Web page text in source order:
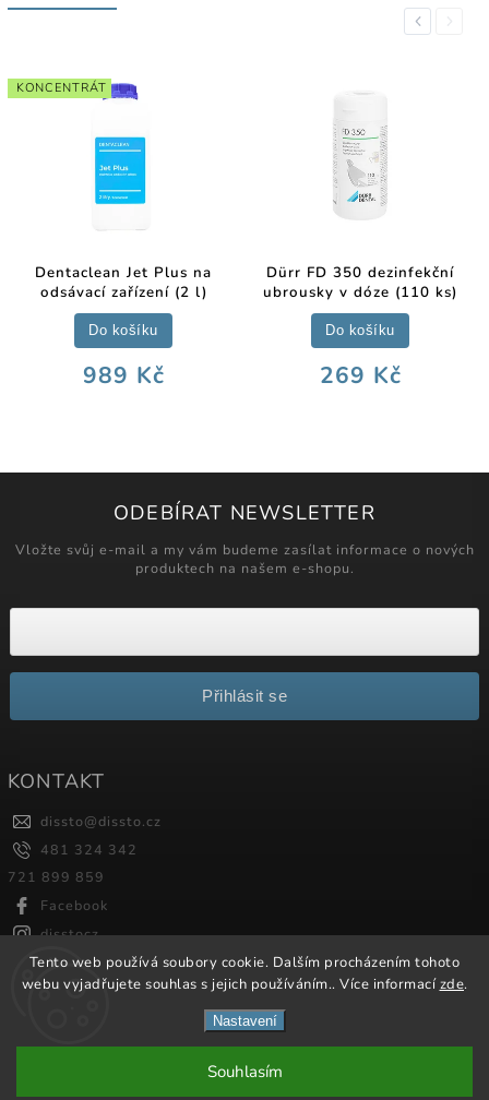
Tento web používá soubory cookie. Dalším procházením tohoto
webu vyjadřujete souhlas s jejich používáním.. Více informacízde.
Nastavení
Souhlasím
Previous
KONCENTRÁT
Dentaclean Jet Plus na
odsávací zařízení (2 l)
989 Kč
Do košíku
Dürr FD 350 dezinfekční
ubrousky v dóze (110 ks)
269 Kč
Do košíku
Next
ODEBÍRAT NEWSLETTER
Vložte svůj e-mail a my vám budeme zasílat informace o nových
produktech na našem e-shopu.
Přihlásit se
KONTAKT
dissto@dissto.cz
481 324 342
721 899 859
Facebook
disstocz
Shoptet| Design